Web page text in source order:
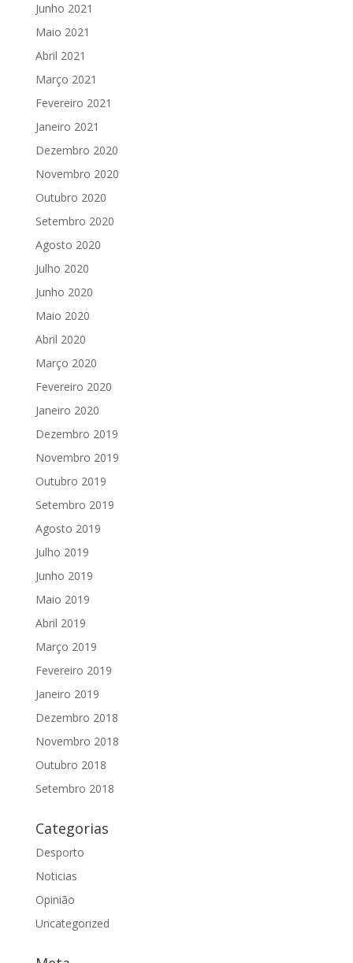
Junho 2021
Maio 2021
Abril 2021
Março 2021
Fevereiro 2021
Janeiro 2021
Dezembro 2020
Novembro 2020
Outubro 2020
Setembro 2020
Agosto 2020
Julho 2020
Junho 2020
Maio 2020
Abril 2020
Março 2020
Fevereiro 2020
Janeiro 2020
Dezembro 2019
Novembro 2019
Outubro 2019
Setembro 2019
Agosto 2019
Julho 2019
Junho 2019
Maio 2019
Abril 2019
Março 2019
Fevereiro 2019
Janeiro 2019
Dezembro 2018
Novembro 2018
Outubro 2018
Setembro 2018
Categorias
Desporto
Noticias
Opinião
Uncategorized